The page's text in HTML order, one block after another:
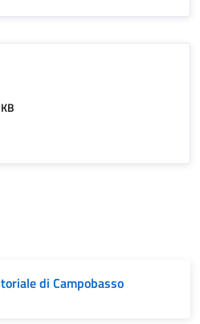
di Campobasso